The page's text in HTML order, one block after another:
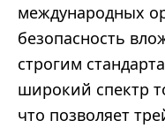
международных
безопасность
строгим
широкий спектр
что позволяет